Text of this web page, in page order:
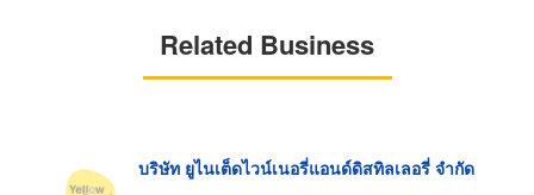
Related Business
บริษัท ยูไนเต็ดไวน์เนอรี่แอนด์ดิสทิลเลอรี่ จำกัด